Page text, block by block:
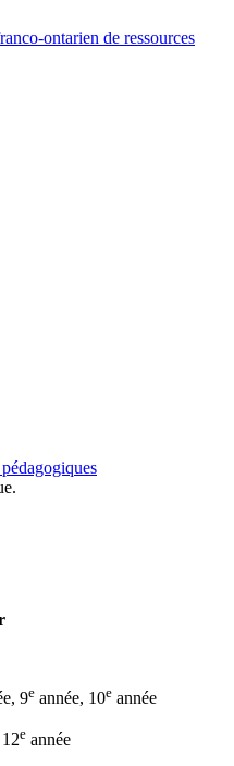
9e année, 10e année
e année